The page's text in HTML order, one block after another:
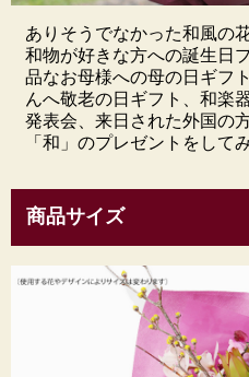
ありそうでなかった和風の花
和物が好きな方への誕生日
品なお母様への母の日ギフ
んへ敬老の日ギフト、和楽
発表会、来日された外国の
「和」のプレゼントをして
商品サイズ